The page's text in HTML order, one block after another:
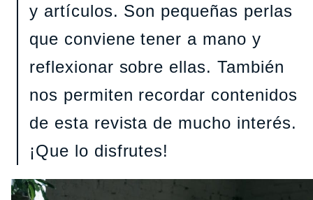
y artículos. Son pequeñas perlas
que conviene tener a mano y
reflexionar sobre ellas. También
nos permiten recordar contenidos
de esta revista de mucho interés.
¡Que lo disfrutes!